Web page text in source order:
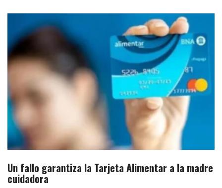
Un fallo garantiza la Tarjeta Alimentar a la madre
cuidadora